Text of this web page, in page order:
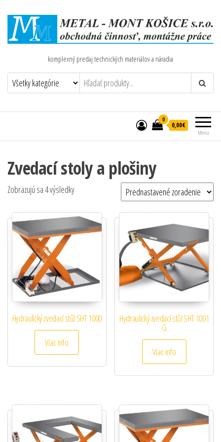
komplexný predaj technických materiálov a náradia
Menu
0
0,00€
Zvedací stoly a plošiny
Zobrazujú sa 4 výsledky
Hydraulický zvedací stůl SHT 1000
Viac info
Hydraulický zvedací stůl SHT 1001
G
Viac info